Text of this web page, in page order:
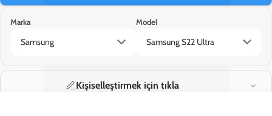
Marka Model
Kişiselleştirmek için tıkla
TÜKENDİ